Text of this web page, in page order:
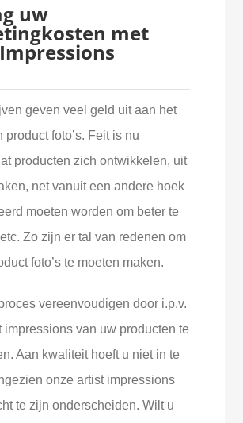
uw
met
geven veel geld uit aan het
product foto’s. Feit is nu
producten zich ontwikkelen, uit
net vanuit een andere hoek
moeten worden om beter te
Zo zijn er tal van redenen om
foto’s te moeten maken.
vereenvoudigen door i.p.v.
impressions van uw producten te
Aan kwaliteit hoeft u niet in te
onze artist impressions
te zijn onderscheiden. Wilt u